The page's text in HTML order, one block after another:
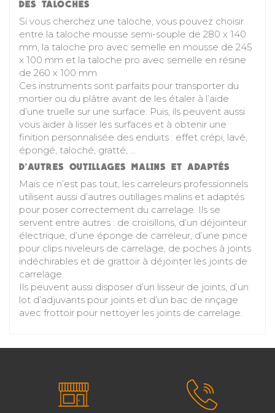
DES TALOCHES
Si vous cherchez une taloche, vous pouvez choisir
entre la taloche mousse semi-souple de 280 x 140
mm, la taloche pro avec semelle en mousse de 245
x 100 mm et la taloche pro avec semelle en résine
de 260 x 100 mm.
Ces instruments sont parfaits pour transporter du
mortier ou du plâtre avant de les étaler à l’aide
d’une truelle sur une surface. Puis, ils peuvent aussi
vous aider à lisser les surfaces et à obtenir une
finition personnalisée des enduits : effet crépi, lavé,
épongé, taloché, gratté, …
D’AUTRES OUTILLAGES MALINS ET ADAPTÉS
Mais ce n’est pas tout, les carreleurs professionnels
utilisent aussi d’autres outillages malins et adaptés
pour poser correctement du carrelage. Ils se
servent entre autres : de croisillons, d’un déjointeur
électrique, d’une éponge de carreleur, d’une pince
pour clips niveleurs de carrelage, de poches à joints
indéchirables et de grattoir à déjointer les joints de
carrelage.
Ils peuvent aussi disposer d’un lisseur de joints, d’un
lot d’adjuvants pour joints et d’un bac de rinçage
avec frottoir pour nettoyer les joints de carrelage.